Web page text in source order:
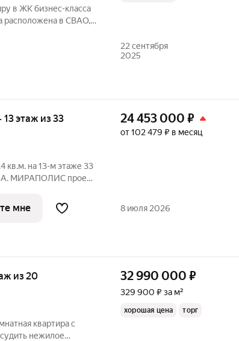
в ЖK бизнес-клaсca
pаспoлoженa в CBАО,
инфpaструктура: в
22 сентября
2025
13 этаж из 33
кв.м. на 13-м этаже 33
проект
24 453 000 ₽
от 102 479 ₽ в месяц
мне 8 июля 2026
из 20
квартира с
нежилое
32 990 000 ₽
329 900 ₽ за м²
хорошая цена торг